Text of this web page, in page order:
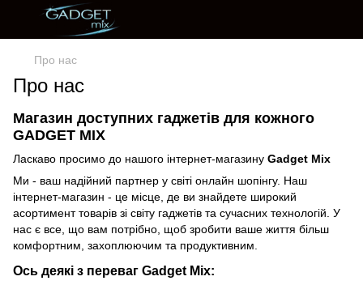
Про нас
Про нас
Магазин доступних гаджетів для кожного
GADGET MIX
Ласкаво просимо до нашого інтернет-магазину Gadget Mix
Ми - ваш надійний партнер у світі онлайн шопінгу. Наш
інтернет-магазин - це місце, де ви знайдете широкий
асортимент товарів зі світу гаджетів та сучасних технологій. У
нас є все, що вам потрібно, щоб зробити ваше життя більш
комфортним, захоплюючим та продуктивним.
Ось деякі з переваг Gadget Mix: